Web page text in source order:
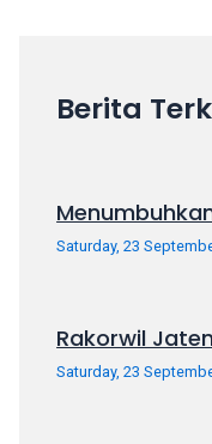
transsexual
Berita
Saturday, 23
Rakorwil
Saturday, 23